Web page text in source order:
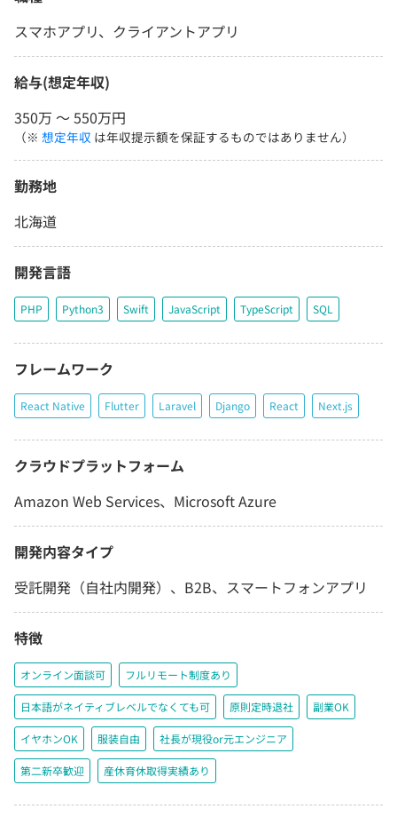
スマホアプリ、クライアントアプリ
給与(想定年収)
350万 〜 550万円
（※ 想定年収 は年収提示額を保証するものではありません）
勤務地
北海道
開発言語
PHP Python3 Swift JavaScript TypeScript SQL
フレームワーク
React Native Flutter Laravel Django React Next.js
クラウドプラットフォーム
Amazon Web Services、Microsoft Azure
開発内容タイプ
受託開発（自社内開発）、B2B、スマートフォンアプリ
特徴
オンライン面談可 フルリモート制度あり
日本語がネイティブレベルでなくても可 原則定時退社 副業OK
イヤホンOK 服装自由 社長が現役or元エンジニア
第二新卒歓迎 産休育休取得実績あり